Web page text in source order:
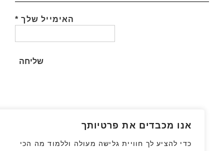
אנו מכבדים את פרטיותך
כדי להציע לך חוויית גלישה מעולה וללמוד מה הכי
האימייל שלך*